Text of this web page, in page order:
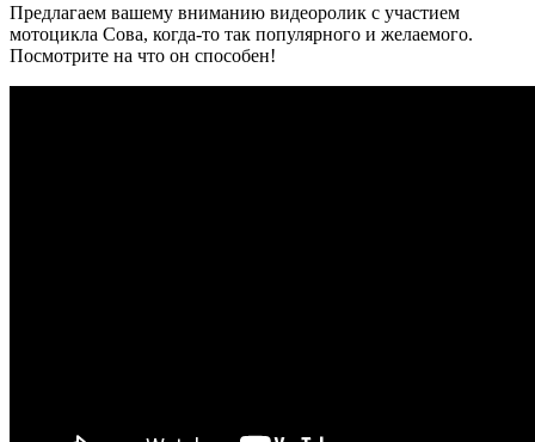
Предлагаем вашему вниманию видеоролик с участием
мотоцикла Сова, когда-то так популярного и желаемого.
Посмотрите на что он способен!